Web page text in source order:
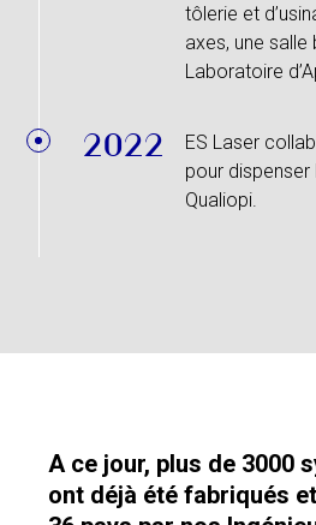
tôlerie et
axes, une salle
Laboratoire
2022
ES Laser
pour
Qualiopi.
A ce jour, plus de 3000
ont déjà été fabriqués